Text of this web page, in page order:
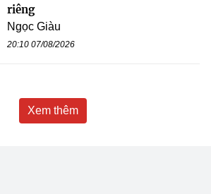
riêng
Ngọc Giàu
20:10 07/08/2026
Xem thêm